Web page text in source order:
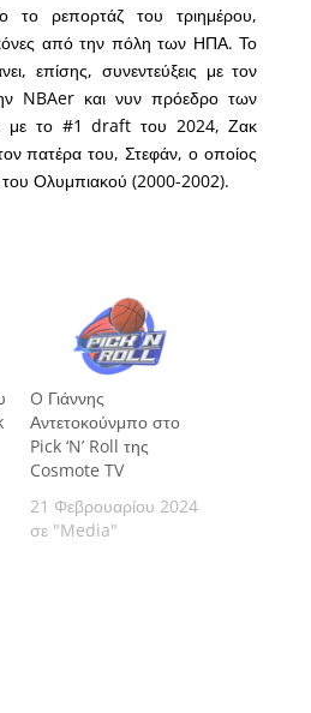
το ρεπορτάζ του τριημέρου,
από την πόλη των ΗΠΑ. Το
επίσης, συνεντεύξεις με τον
NBAer και νυν πρόεδρο των
με το #1 draft του 2024, Ζακ
πατέρα του, Στεφάν, ο οποίος
του Ολυμπιακού (2000-2002).
O Γιάννης
Αντετοκούνμπο στο
Pick ‘N’ Roll της
Cosmote TV
21 Φεβρουαρίου 2024
σε "Media"